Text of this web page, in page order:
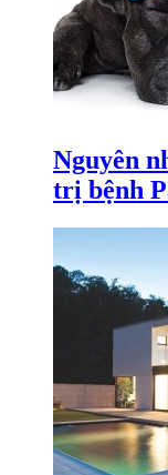
Nguyên
trị bệnh